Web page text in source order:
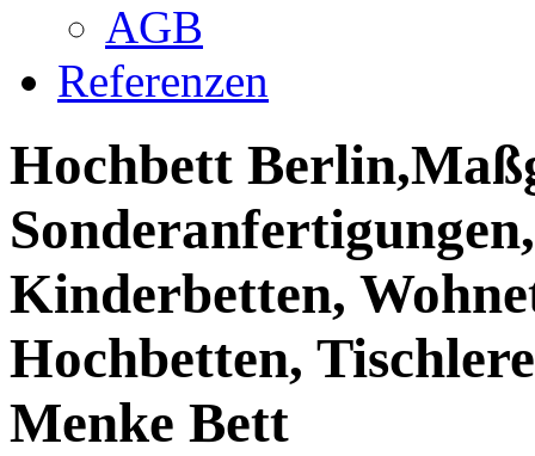
AGB
Referenzen
Hochbett
Kinderbetten,
Hochbetten,
Menke Bett